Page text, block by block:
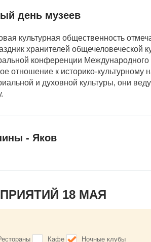
день музеев
культурная общественность
хранителей общечеловеческой
конференции Международного
отношение к историко-культурному
и духовной культуры, они
- Яков
18 МАЯ
Кафе Ночные клубы